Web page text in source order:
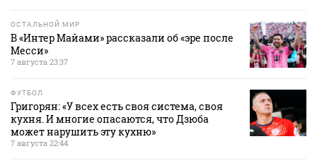
ОСТАЛЬНОЙ МИР
В «Интер Майами» рассказали об «эре после
Месси»
7 августа 23:37
ФУТБОЛ
Григорян: «У всех есть своя система, своя
кухня. И многие опасаются, что Дзюба
может нарушить эту кухню»
7 августа 22:44